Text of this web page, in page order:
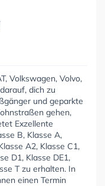
Volkswagen, Volvo,
dich zu
und geparkte
gehen,
Exzellente
B, Klasse A,
A2, Klasse C1,
D1, Klasse DE1,
T zu erhalten. In
einen Termin